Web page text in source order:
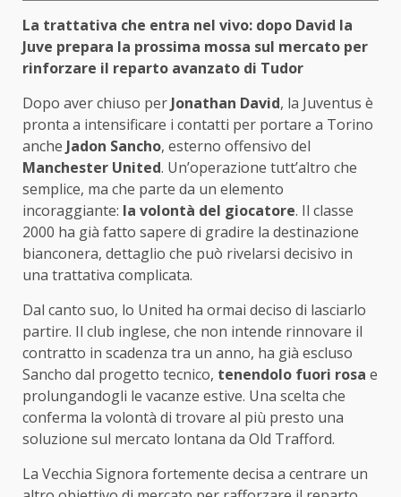
La trattativa che entra nel vivo: dopo David la
Juve prepara la prossima mossa sul mercato per
rinforzare il reparto avanzato di Tudor
Dopo aver chiuso per Jonathan David, la Juventus è
pronta a intensificare i contatti per portare a Torino
anche Jadon Sancho, esterno offensivo del
Manchester United. Un’operazione tutt’altro che
semplice, ma che parte da un elemento
incoraggiante: la volontà del giocatore. Il classe
2000 ha già fatto sapere di gradire la destinazione
bianconera, dettaglio che può rivelarsi decisivo in
una trattativa complicata.
Dal canto suo, lo United ha ormai deciso di lasciarlo
partire. Il club inglese, che non intende rinnovare il
contratto in scadenza tra un anno, ha già escluso
Sancho dal progetto tecnico, tenendolo fuori rosa e
prolungandogli le vacanze estive. Una scelta che
conferma la volontà di trovare al più presto una
soluzione sul mercato lontana da Old Trafford.
La Vecchia Signora fortemente decisa a centrare un